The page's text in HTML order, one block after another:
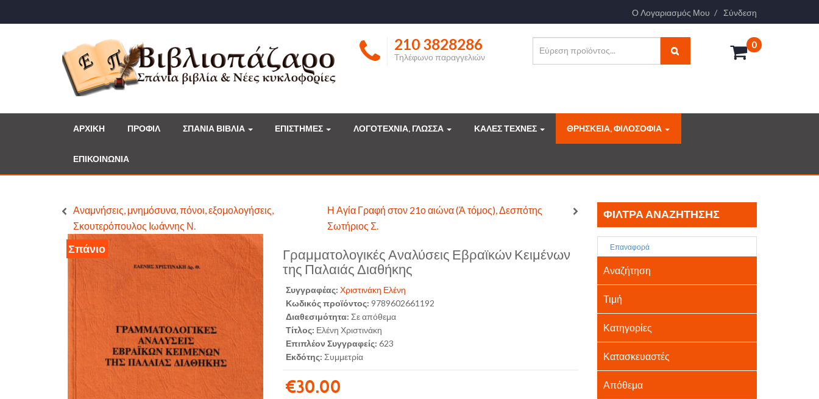
Σύνδεση
Ο Λογαριασμός Μου
210 3828286
Τηλέφωνο παραγγελιών
0
ΑΡΧΙΚΗ ΠΡΟΦΙΛ ΣΠΑΝΙΑ ΒΙΒΛΙΑ ΕΠΙΣΤΗΜΕΣ ΛΟΓΟΤΕΧΝΙΑ, ΓΛΩΣΣΑ ΚΑΛΕΣ ΤΕΧΝΕΣ ΘΡΗΣΚΕΙΑ, ΦΙΛΟΣΟΦΙΑ
ΕΠΙΚΟΙΝΩΝΙΑ
Αναμνήσεις, μνημόσυνα, πόνοι, εξομολογήσεις,
Σκουτερόπουλος Ιωάννης Ν.
Η Αγία Γραφή στον 21ο αιώνα (Ά τόμος), Δεσπότης
Σωτήριος Σ.
Σπάνιο
Γραμματολογικές Αναλύσεις Εβραϊκών Κειμένων
της Παλαιάς Διαθήκης
Συγγραφέας: Χριστινάκη Ελένη
Κωδικός προϊόντος: 9789602661192
Διαθεσιμότητα: Σε απόθεμα
Τίτλος: Ελένη Χριστινάκη
Επιπλέον Συγγραφείς:623
Εκδότης: Συμμετρία
€30.00
ΦΊΛΤΡΑ ΑΝΑΖΉΤΗΣΗΣ
Επαναφορά
Αναζήτηση
Τιμή
Κατηγορίες
Κατασκευαστές
Απόθεμα